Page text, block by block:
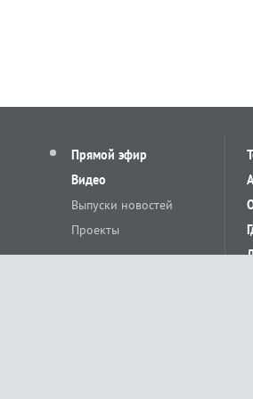
Прямой эфир
Видео
Выпуски новостей
Проекты